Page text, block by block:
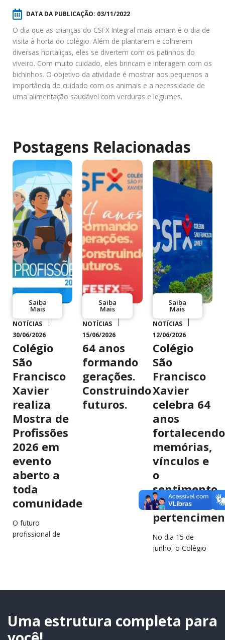
DATA DA PUBLICAÇÃO: 03/11/2022
O dia que as crianças do CSFX Integral mais amam é o dia de
visita à horta do colégio. Além de plantarem e colherem
diversas hortaliças, eles se divertem com os patinhos do
viveiro. Com muito cuidado, eles brincam e interagem com os
bichinhos. O objetivo da atividade é mostrar aos pequenos a
importância do cuidado com os animais e a necessidade de
uma alimentação saudável com verduras e legumes.
Postagens Relacionadas
Saiba
Mais
NOTÍCIAS
30/06/2026
Colégio
São
Francisco
Xavier
realiza
Mostra de
Profissões
2026 em
evento
aberto a
toda
comunidade
O futuro
profissional de
próximo dia 2 de
Saiba
Mais
NOTÍCIAS
15/06/2026
64 anos
formando
gerações.
Construindo
futuros.
Saiba
Mais
NOTÍCIAS
12/06/2026
Colégio
São
Francisco
Xavier
celebra 64
anos
fortalecendo
memórias,
vínculos e
o
sentimento
de
No dia 15 de
junho, o Colégio
de história,
transformação
de…
Uma estrutura completa para